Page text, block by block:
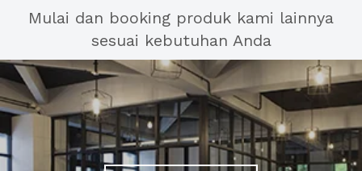
Mulai dan booking produk kami lainnya
sesuai kebutuhan Anda